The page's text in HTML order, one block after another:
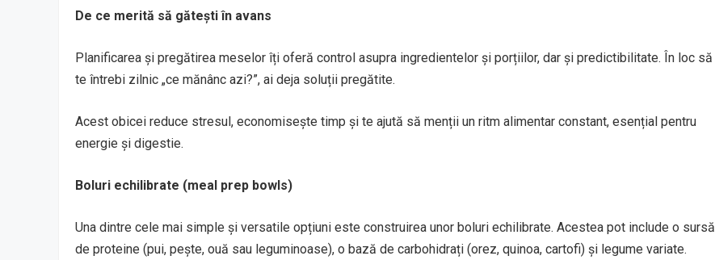
De ce merită să gătești în avans
Planificarea și pregătirea meselor îți oferă control asupra ingredientelor și porțiilor, dar și predictibilitate. În loc să
te întrebi zilnic „ce mănânc azi?”, ai deja soluții pregătite.
Acest obicei reduce stresul, economisește timp și te ajută să menții un ritm alimentar constant, esențial pentru
energie și digestie.
Boluri echilibrate (meal prep bowls)
Una dintre cele mai simple și versatile opțiuni este construirea unor boluri echilibrate. Acestea pot include o sursă
de proteine (pui, pește, ouă sau leguminoase), o bază de carbohidrați (orez, quinoa, cartofi) și legume variate.